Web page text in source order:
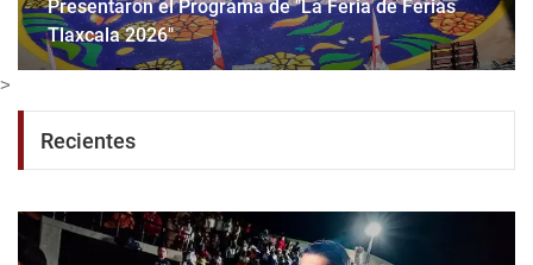
Presentaron el Programa de "La Feria de Ferias
Tlaxcala 2026"
>
Recientes